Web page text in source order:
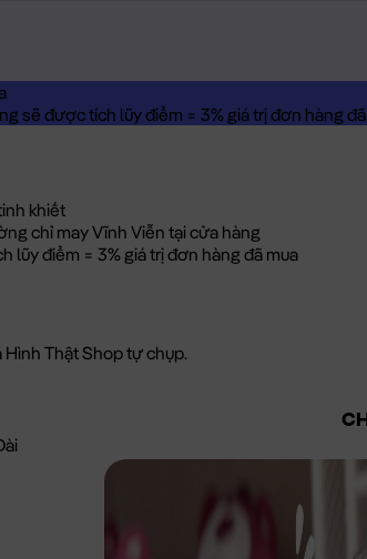
sẽ được tích lũy điểm = 3% giá trị đơn hàng
khiết
chỉ may Vĩnh Viễn tại cửa hàng
lũy điểm = 3% giá trị đơn hàng đã mua
Hình Thật Shop tự chụp.